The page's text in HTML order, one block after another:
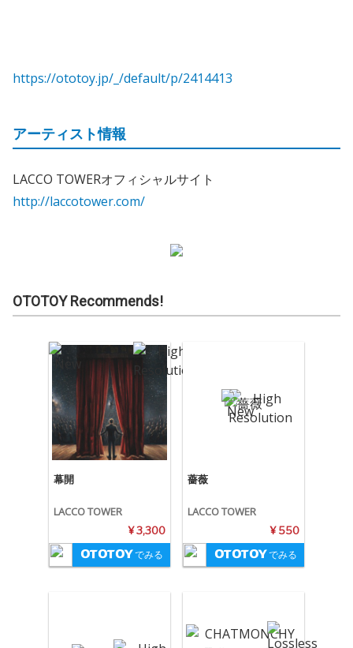
https://ototoy.jp/_/default/p/2414413
アーティスト情報
LACCO TOWERオフィシャルサイト
http://laccotower.com/
OTOTOY Recommends!
幕開
LACCO TOWER
¥ 3,300
でみる
薔薇
LACCO TOWER
¥ 550
でみる